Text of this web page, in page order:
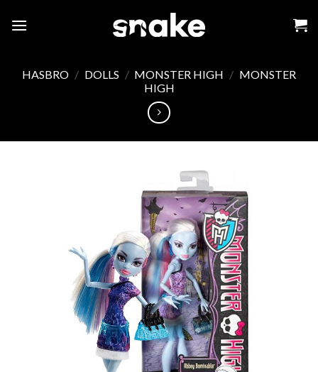
HASBRO / DOLLS / MONSTER HIGH / MONSTER
HIGH